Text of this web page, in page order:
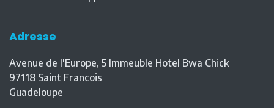
Adresse
Avenue de l'Europe, 5 Immeuble Hotel Bwa Chick
97118 Saint Francois
Guadeloupe